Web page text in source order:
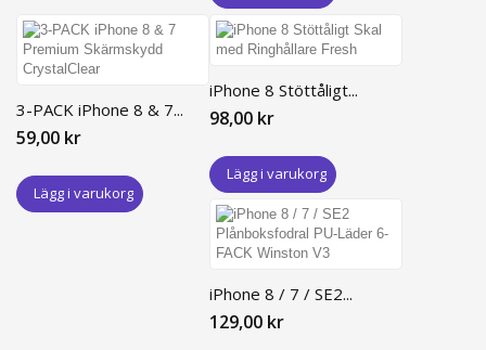
3-PACK iPhone 8 & 7...
59,00 kr
Lägg i varukorg
iPhone 8 Stöttåligt...
98,00 kr
Lägg i varukorg
iPhone 8 / 7 / SE2...
129,00 kr